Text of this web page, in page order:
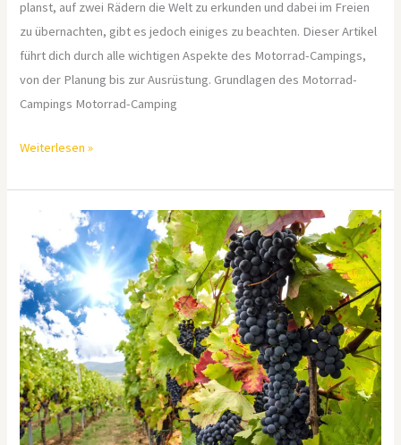
planst, auf zwei Rädern die Welt zu erkunden und dabei im Freien
zu übernachten, gibt es jedoch einiges zu beachten. Dieser Artikel
führt dich durch alle wichtigen Aspekte des Motorrad-Campings,
von der Planung bis zur Ausrüstung. Grundlagen des Motorrad-
Campings Motorrad-Camping
Weiterlesen »
Kulinarische
Erkundungen
in
der
Pfalz:
Ein
Reiseführer
für
Feinschmecker